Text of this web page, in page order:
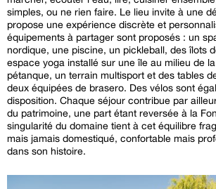
simples, ou ne rien faire. Le lieu invite à une
propose une expérience discrète et
équipements à partager sont proposés : un
nordique, une piscine, un pickleball, des îlots
espace yoga installé sur une île au milieu de
pétanque, un terrain multisport et des tables
deux équipées de brasero. Des vélos sont
disposition. Chaque séjour contribue par
du patrimoine, une part étant reversée à la
singularité du domaine tient à cet équilibre
mais jamais domestiqué, confortable mais
dans son histoire.